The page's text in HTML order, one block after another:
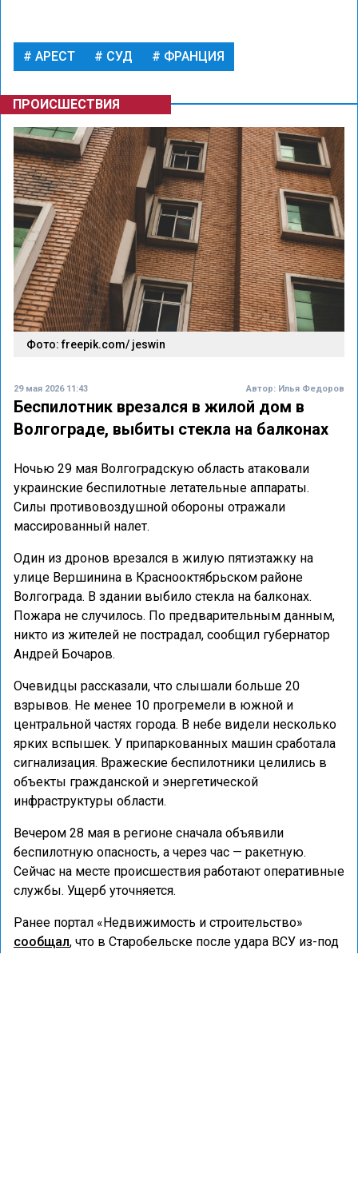
АРЕСТ СУД ФРАНЦИЯ
ПРОИСШЕСТВИЯ
Фото: freepik.com/ jeswin
29 мая 2026 11:43 Автор: Илья Федоров
Беспилотник врезался в жилой дом в
Волгограде, выбиты стекла на балконах
Ночью 29 мая Волгоградскую область атаковали
украинские беспилотные летательные аппараты.
Силы противовоздушной обороны отражали
массированный налет.
Один из дронов врезался в жилую пятиэтажку на
улице Вершинина в Краснооктябрьском районе
Волгограда. В здании выбило стекла на балконах.
Пожара не случилось. По предварительным данным,
никто из жителей не пострадал, сообщил губернатор
Андрей Бочаров.
Очевидцы рассказали, что слышали больше 20
взрывов. Не менее 10 прогремели в южной и
центральной частях города. В небе видели несколько
ярких вспышек. У припаркованных машин сработала
сигнализация. Вражеские беспилотники целились в
объекты гражданской и энергетической
инфраструктуры области.
Вечером 28 мая в регионе сначала объявили
беспилотную опасность, а через час — ракетную.
Сейчас на месте происшествия работают оперативные
службы. Ущерб уточняется.
Ранее портал «Недвижимость и строительство»
сообщал, что в Старобельске после удара ВСУ из-под